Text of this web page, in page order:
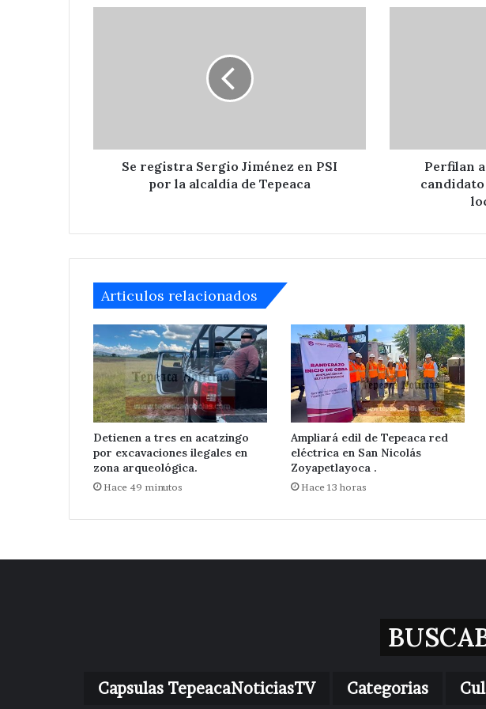
alcaldía
Se registra Sergio Jiménez en PSI
por la alcaldía de Tepeaca
a
diputadoPerfilan
candidato
Articulos relacionados
Detienen a tres en acatzingo
por excavaciones ilegales en
zona arqueológica.
Hace 49 minutos
Ampliará edil de Tepeaca red
eléctrica en San Nicolás
Zoyapetlayoca .
Hace 13 horas
Capsulas TepeacaNoticiasTV Categorias